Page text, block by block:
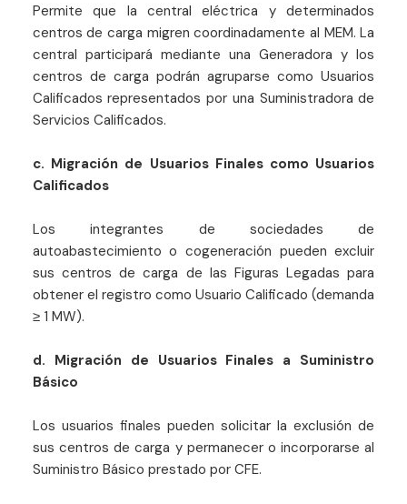
Permite que la central eléctrica y determinados
centros de carga migren coordinadamente al MEM. La
central participará mediante una Generadora y los
centros de carga podrán agruparse como Usuarios
Calificados representados por una Suministradora de
Servicios Calificados.
c. Migración de Usuarios Finales como Usuarios
Calificados
Los integrantes de sociedades de
autoabastecimiento o cogeneración pueden excluir
sus centros de carga de las Figuras Legadas para
obtener el registro como Usuario Calificado (demanda
≥ 1 MW).
d. Migración de Usuarios Finales a Suministro
Básico
Los usuarios finales pueden solicitar la exclusión de
sus centros de carga y permanecer o incorporarse al
Suministro Básico prestado por CFE.